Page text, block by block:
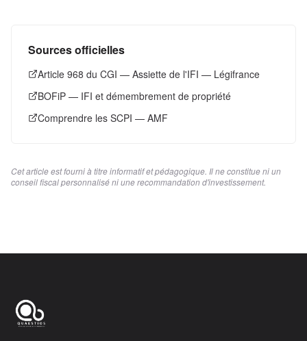
Sources officielles
Article 968 du CGI — Assiette de l'IFI — Légifrance
BOFiP — IFI et démembrement de propriété
Comprendre les SCPI — AMF
Cet article est fourni à titre informatif et pédagogique. Il ne constitue ni un
conseil fiscal personnalisé ni une recommandation d'investissement.